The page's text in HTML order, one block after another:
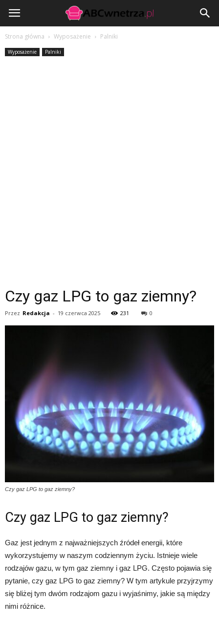
ABCwnetrza.pl
Strona główna Wyposażenie Palniki
Wyposażenie Palniki
Czy gaz LPG to gaz ziemny?
Przez Redakcja - 19 czerwca 2025 231 0
Czy gaz LPG to gaz ziemny?
Czy gaz LPG to gaz ziemny?
Gaz jest jednym z najważniejszych źródeł energii, które
wykorzystujemy w naszym codziennym życiu. Istnieje wiele
rodzajów gazu, w tym gaz ziemny i gaz LPG. Często pojawia się
pytanie, czy gaz LPG to gaz ziemny? W tym artykule przyjrzymy
się bliżej tym dwóm rodzajom gazu i wyjaśnimy, jakie są między
nimi różnice.